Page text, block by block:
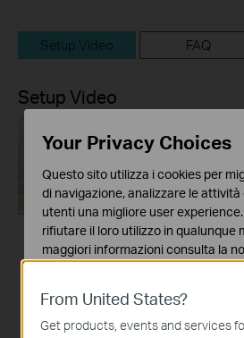
Setup Video FAQ
Setup Video
How to turn a router
Point?
From United States?
Get products, events and services
Your Privacy Choices
Questo sito utilizza i cookies per
di navigazione, analizzare le
utenti una migliore user
rifiutare il loro utilizzo in qualunque
maggiori informazioni consulta la
Questi cookies sono necessari per il
funzionamento del sito e non